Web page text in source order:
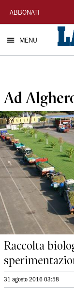
La
Nuova
Sardegna
ABBONATI
MENU
Ad
Raccolta
31 agosto 2016 03:58